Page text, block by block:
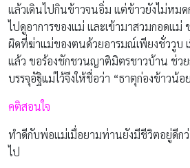
แล้วเดินไปกินข้าวจนอิ่ม แต่ข้าวยังไม่หม
ไปดูอาการของแม่ และเข้ามาสวมกอดแม่
ผิดที่ฆ่าแม่ของตนด้วยอารมณ์เพียงชั่ววูบ
แล้ว ขอร้องชักชวนญาติมิตรชาวบ้าน ช่ว
บรรจุอัฐิแม่ไว้จึงให้ชื่อว่า “ธาตุก่องข้าว
คติสอนใจ
ทำดีกับพ่อแม่เมื่อยามท่านยังมีชีวิตอยู่ดีกว่
ไป